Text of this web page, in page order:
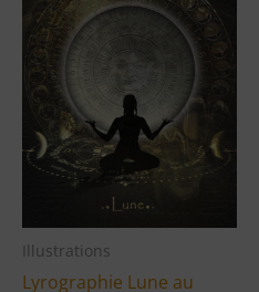
Illustrations
Lyrographie Lune au